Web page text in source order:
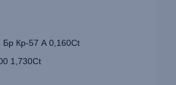
Бр Кр-57 А 0,160Ct
1,730Ct